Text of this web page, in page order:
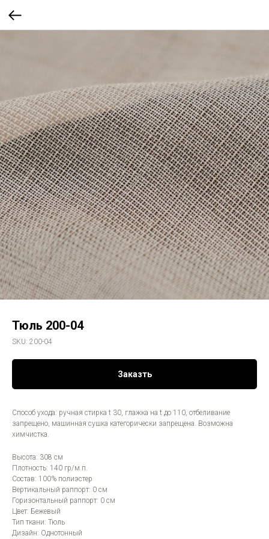
Тюль 200-04
SKU: 200-04
Заказть
Способ ухода: ручная стирка t 30, глажка на t до 110, отбеливание
запрещено, машинная сушка категорически запрещена. Возможна
химчистка.
Высота: 308 см
Плотность: 140 гр/м.п.
Состав: 100% полиэстер
Вертикальный раппорт: 0 см
Горизонтальный раппорт: 0 см
Цвет: Бежевый
Тип ткани: Тюль
Дизайн: Однотонный